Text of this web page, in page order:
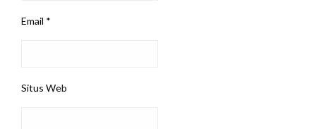
Email *
Situs Web